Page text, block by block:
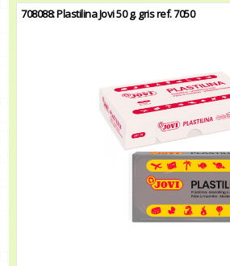
708088: Plastilina Jovi 50 g. gris ref. 7050